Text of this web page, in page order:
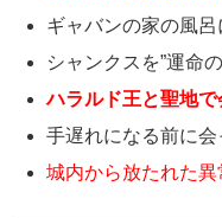
ギャバンの家の風
シャンクスを”運命
ハラルド王と聖地
手遅れになる前に
城内から放たれた